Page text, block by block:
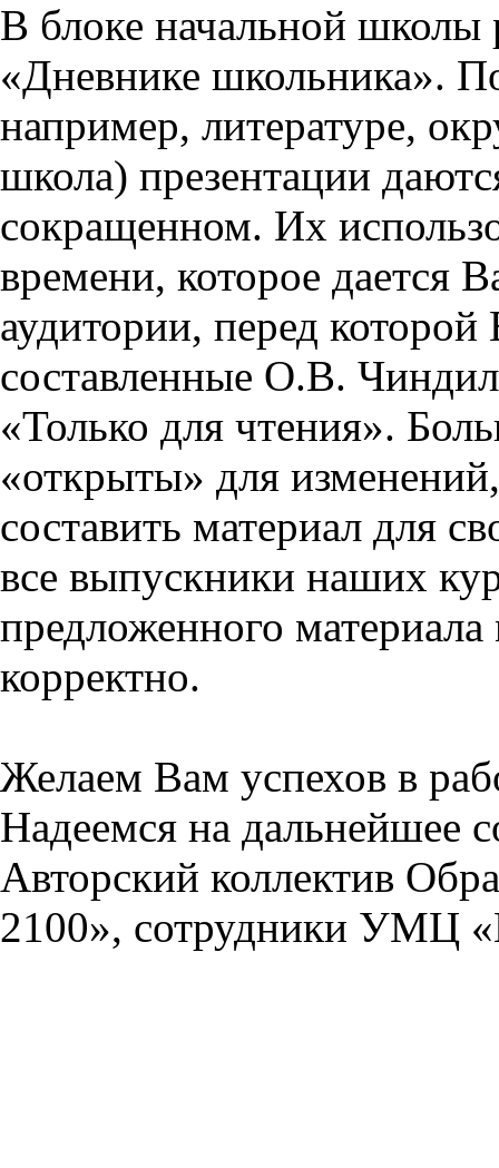
В блоке начальной школы
«Дневнике школьника».
например, литературе,
школа) презентации
сокращенном. Их
времени, которое дается
аудитории, перед
составленные О.В.
«Только для чтения».
«открыты» для
составить материал для
все выпускники наших
предложенного
корректно.
Желаем Вам успехов в
Надеемся на дальнейшее
Авторский коллектив
2100», сотрудники УМЦ